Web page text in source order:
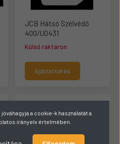
JCB Hátsó Szélvédő
400/U0431
Külső raktáron
Ajánlatkérés
a cookie-k használatát a
irányelv értelmében.